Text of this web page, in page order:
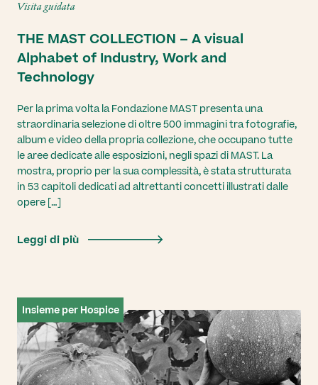
Visita guidata
THE MAST COLLECTION – A visual
Alphabet of Industry, Work and
Technology
Per la prima volta la Fondazione MAST presenta una
straordinaria selezione di oltre 500 immagini tra fotografie,
album e video della propria collezione, che occupano tutte
le aree dedicate alle esposizioni, negli spazi di MAST. La
mostra, proprio per la sua complessità, è stata strutturata
in 53 capitoli dedicati ad altrettanti concetti illustrati dalle
opere […]
Leggi di più
Insieme per Hospice